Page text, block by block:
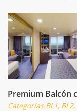
Premium Balcón
Categorías BL1, BL2,